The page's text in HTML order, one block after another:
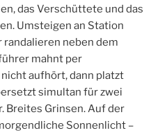
das Verschüttete und das
Umsteigen an Station
randalieren neben dem
mahnt per
aufhört, dann platzt
simultan für zwei
Breites Grinsen. Auf der
Sonnenlicht –